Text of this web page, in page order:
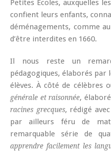
Petites Écoles, auxquelles
confient leurs enfants,
déménagements, comme
d’être interdites en 1660.
Il nous reste un
pédagogiques, élaborés
élèves. À côté de célèbres
générale et raisonnée,
racines grecques, rédigé
par ailleurs féru de
remarquable série de
apprendre facilement les